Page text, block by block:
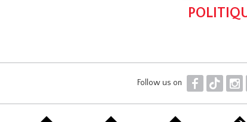
Follow us on F T I